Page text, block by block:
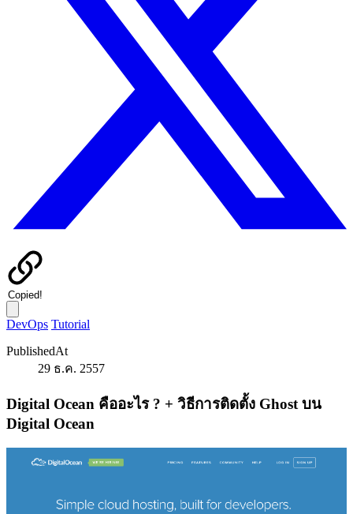
Copied!
DevOps Tutorial
PublishedAt
29 ธ.ค. 2557
Digital Ocean คืออะไร ? + วิธีการติดตั้ง Ghost บน
Digital Ocean